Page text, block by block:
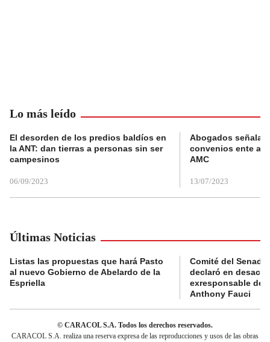
Lo más leído
El desorden de los predios baldíos en
la ANT: dan tierras a personas sin ser
campesinos
06/09/2023
Abogados
convenios ente
AMC
13/07/2023
Últimas Noticias
Listas las propuestas que hará Pasto
al nuevo Gobierno de Abelardo de la
Espriella
Comité del Senado
declaró en
exresponsable de
Anthony Fauci
© CARACOL S.A. Todos los derechos reservados.
CARACOL S.A. realiza una reserva expresa de las reproducciones y usos de las obras